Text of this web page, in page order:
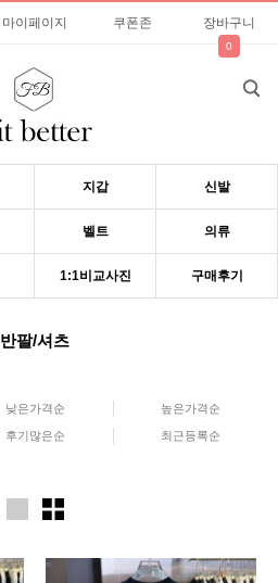
마이페이지 쿠폰존 장바구니
0
지갑 신발
벨트 의류
1:1비교사진 구매후기
반팔/셔츠
낮은가격순 높은가격순
후기많은순 최근등록순